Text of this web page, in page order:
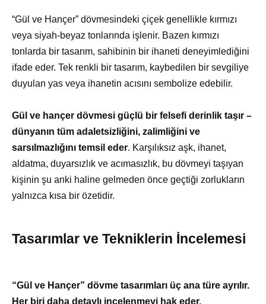
“Gül ve Hançer” dövmesindeki çiçek genellikle kırmızı
veya siyah-beyaz tonlarında işlenir. Bazen kırmızı
tonlarda bir tasarım, sahibinin bir ihaneti deneyimlediğini
ifade eder. Tek renkli bir tasarım, kaybedilen bir sevgiliye
duyulan yas veya ihanetin acısını sembolize edebilir.
Gül ve hançer dövmesi güçlü bir felsefi derinlik taşır –
dünyanın tüm adaletsizliğini, zalimliğini ve
sarsılmazlığını temsil eder. Karşılıksız aşk, ihanet,
aldatma, duyarsızlık ve acımasızlık, bu dövmeyi taşıyan
kişinin şu anki haline gelmeden önce geçtiği zorlukların
yalnızca kısa bir özetidir.
Tasarımlar ve Tekniklerin İncelemesi
“Gül ve Hançer” dövme tasarımları üç ana türe ayrılır.
Her biri daha detaylı incelenmeyi hak eder.